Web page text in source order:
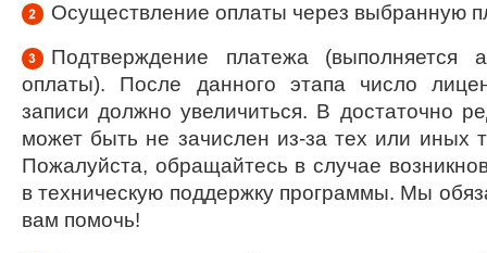
Осуществление оплаты через выбранную
Подтверждение платежа (выполняется
оплаты). После данного этапа число
записи должно увеличиться. В достаточно
может быть не зачислен из-за тех или иных
Пожалуйста, обращайтесь в случае
в техническую поддержку программы. Мы
вам помочь!